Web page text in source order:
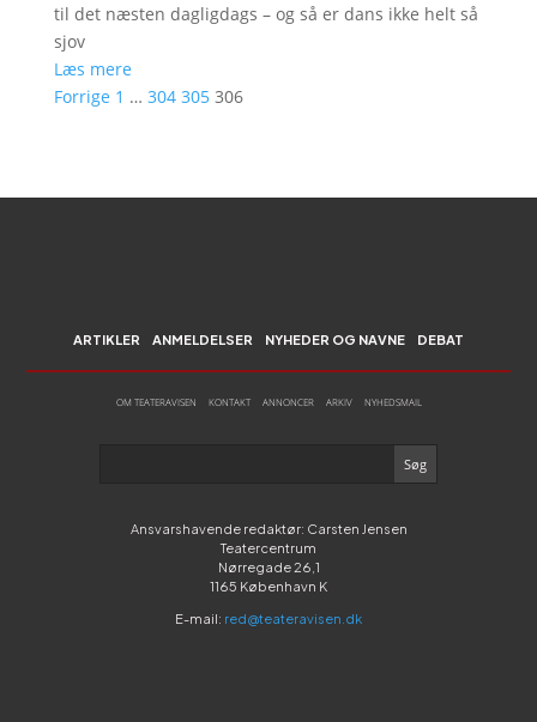
til det næsten dagligdags – og så er dans ikke helt så
sjov
Læs mere
Forrige 1 … 304 305 306
ARTIKLER ANMELDELSER NYHEDER OG NAVNE DEBAT
OM TEATERAVISEN KONTAKT ANNONCER ARKIV NYHEDSMAIL
Ansvarshavende redaktør: Carsten Jensen
Teatercentrum
Nørregade 26,1
1165 København K
E-mail: red@teateravisen.dk